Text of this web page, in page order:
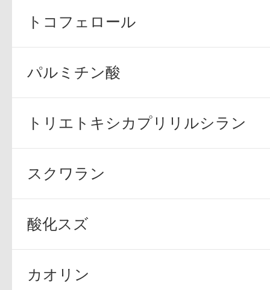
トコフェロール
パルミチン酸
トリエトキシカプリリルシラン
スクワラン
酸化スズ
カオリン